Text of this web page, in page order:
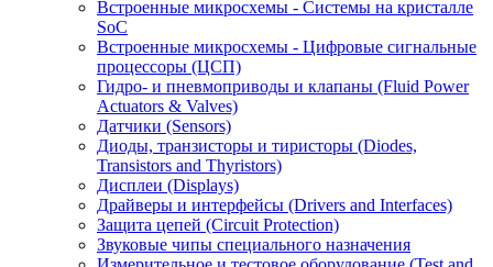
Protection)
назначения
(Test and
Инструменты
(Tools)
Инструменты
оборудование
(Home)
Интерфейс
- Буферы
сигналов,
Повторители,
Распределители
Интерфейс
-
Приемники,
Трансиверы
Встроенные микросхемы - Системы на кристалле
SoC
Встроенные микросхемы - Цифровые сигнальные
процессоры (ЦСП)
Гидро- и пневмоприводы и клапаны (Fluid Power
Actuators & Valves)
Датчики (Sensors)
Диоды, транзисторы и тиристоры (Diodes,
Transistors and Thyristors)
Дисплеи (Displays)
Драйверы и интерфейсы (Drivers and Interfaces)
Защита цепей (Circuit Protection)
Звуковые чипы специального назначения